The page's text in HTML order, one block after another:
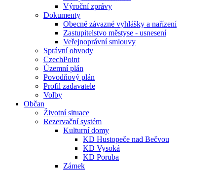
Výroční zprávy
Dokumenty
Obecně závazné vyhlášky a nařízení
Zastupitelstvo městyse - usnesení
Veřejnoprávní smlouvy
Správní obvody
CzechPoint
Územní plán
Povodňový plán
Profil zadavatele
Volby
Občan
Životní situace
Rezervační systém
Kulturní domy
KD Hustopeče nad Bečvou
KD Vysoká
KD Poruba
Zámek